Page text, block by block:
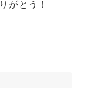
がとう！